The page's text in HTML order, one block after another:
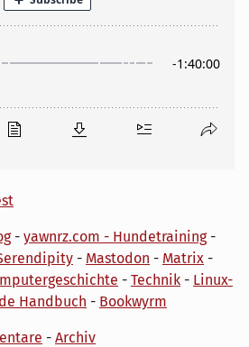
- yawnrz.com - Hundetraining-
- Mastodon - Matrix -
- Technik - Linux-
Handbuch - Bookwyrm
- Archiv